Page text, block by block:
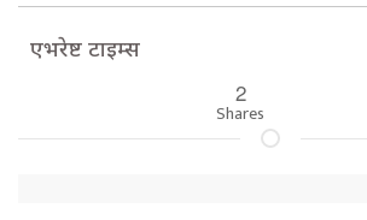
एभरेष्ट टाइम्स
2
Shares